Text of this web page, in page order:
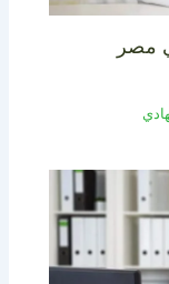
مصر